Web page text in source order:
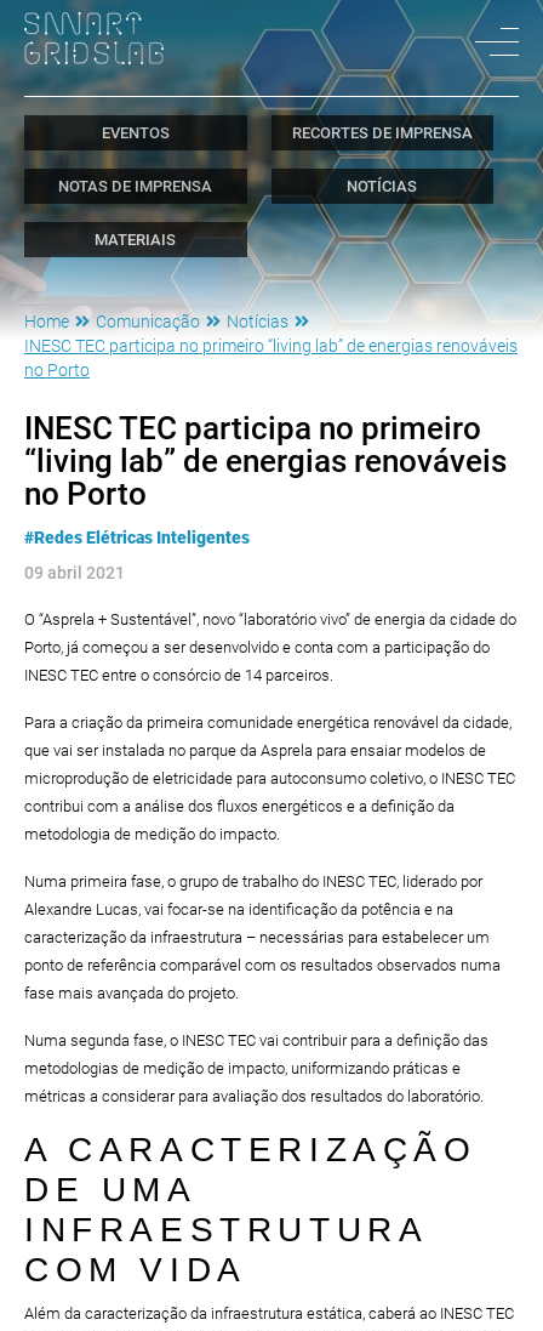
EVENTOS RECORTES DE IMPRENSA
NOTAS DE IMPRENSA NOTÍCIAS
MATERIAIS
Home Comunicação
Notícias
INESC TEC participa no primeiro “living lab” de energias renováveis
no Porto
INESC TEC participa no primeiro
“living lab” de energias renováveis
no Porto
#Redes Elétricas Inteligentes
09 abril 2021
O “Asprela + Sustentável”, novo “laboratório vivo” de energia da cidade do
Porto, já começou a ser desenvolvido e conta com a participação do
INESC TEC entre o consórcio de 14 parceiros.
Para a criação da primeira comunidade energética renovável da cidade,
que vai ser instalada no parque da Asprela para ensaiar modelos de
microprodução de eletricidade para autoconsumo coletivo, o INESC TEC
contribui com a análise dos fluxos energéticos e a definição da
metodologia de medição do impacto.
Numa primeira fase, o grupo de trabalho do INESC TEC, liderado por
Alexandre Lucas, vai focar-se na identificação da potência e na
caracterização da infraestrutura – necessárias para estabelecer um
ponto de referência comparável com os resultados observados numa
fase mais avançada do projeto.
Numa segunda fase, o INESC TEC vai contribuir para a definição das
metodologias de medição de impacto, uniformizando práticas e
métricas a considerar para avaliação dos resultados do laboratório.
A CARACTERIZAÇÃO
DE UMA
INFRAESTRUTURA
COM VIDA
Além da caracterização da infraestrutura estática, caberá ao INESC TEC